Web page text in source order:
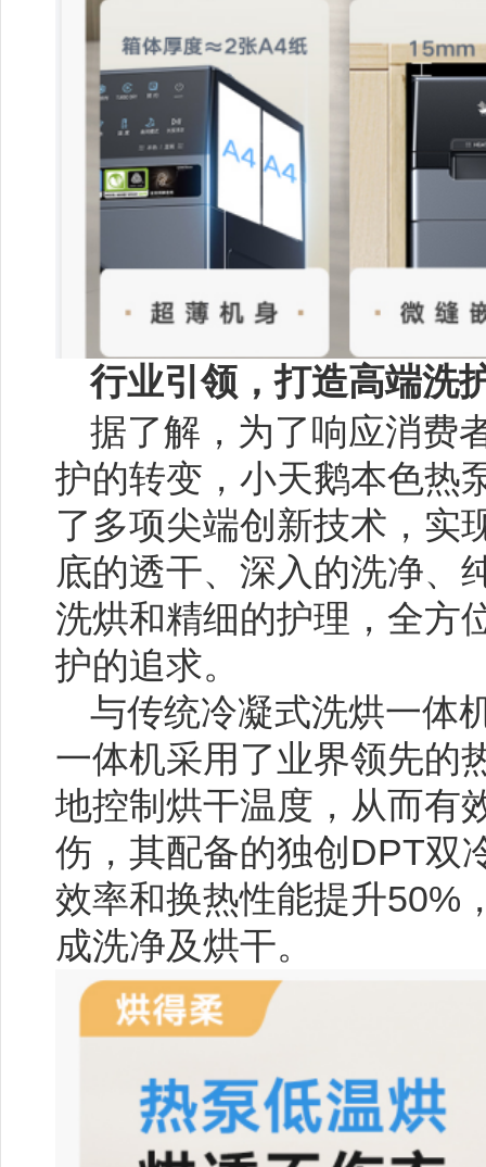
行业引领 ，打造高端洗
据了解，为了响应消费
护的转变，小天鹅本色热
了多项尖端创新技术，实
底的透干、深入的洗净、
洗烘和精细的护理，全方
护的追求。
与传统冷凝式洗烘一体
一体机采用了业界领先的
地控制烘干温度，从而有
伤，其配备的独创DPT双
效率和换热性能提升50%
成洗净及烘干。